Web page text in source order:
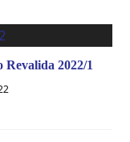
2022/1